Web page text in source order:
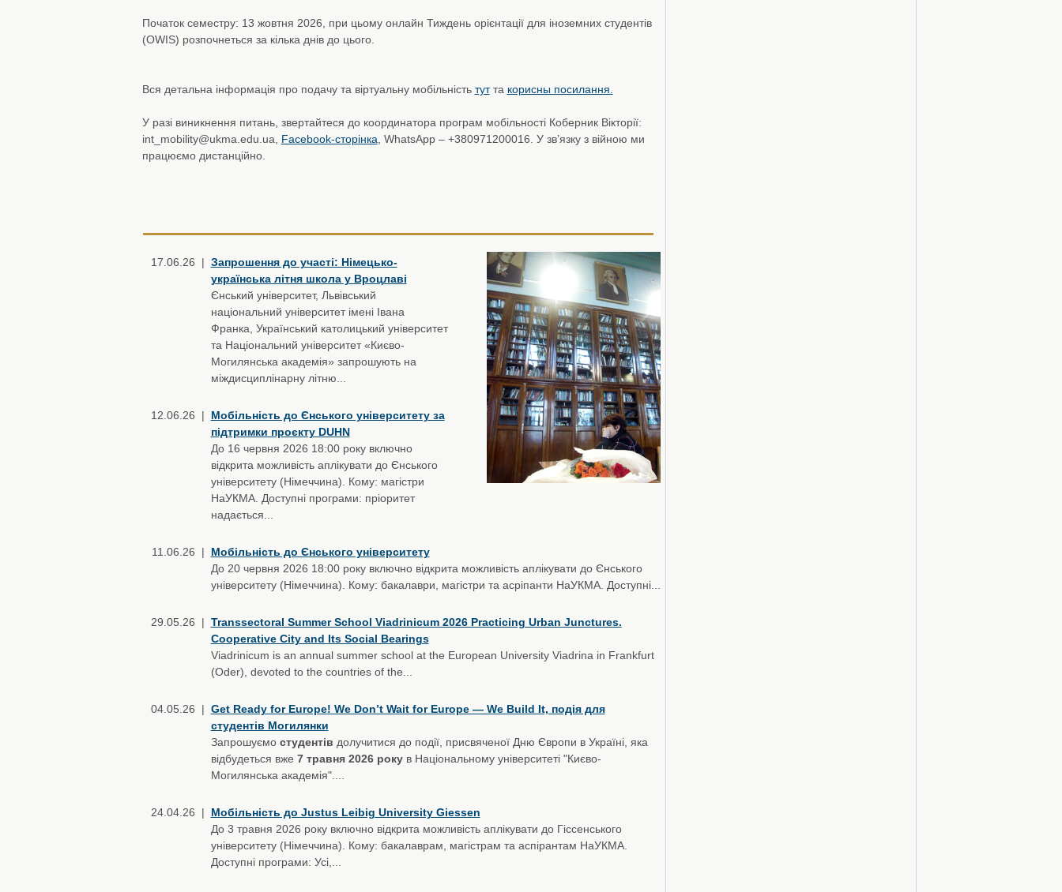
Початок семестру: 13 жовтня 2026, при цьому онлайн Тиждень орієнтації для іноземних студентів
(OWIS) розпочнеться за кілька днів до цього.
Вся детальна інформація про подачу та віртуальну мобільність тутта корисны посилання.
У разі виникнення питань, звертайтеся до координатора програм мобільності Коберник Вікторії:
int_mobility@ukma.edu.ua, Facebook-сторінка , WhatsApp – +380971200016. У зв’язку з війною ми
працюємо дистанційно.
17.06.26 | Запрошення до участі: Німецько-
українська літня школа у Вроцлаві
Єнський університет, Львівський
національний університет імені Івана
Франка, Український католицький університет
та Національний університет «Києво-
Могилянська академія» запрошують на
міждисциплінарну літню...
12.06.26 | Мобільність до Єнського університету за
підтримки проєкту DUHN
До 16 червня 2026 18:00 року включно
відкрита можливість аплікувати до Єнського
університету (Німеччина). Кому: магістри
НаУКМА. Доступні програми: пріоритет
надається...
11.06.26 | Мобільність до Єнського університету
До 20 червня 2026 18:00 року включно відкрита можливість аплікувати до Єнського
університету (Німеччина). Кому: бакалаври, магістри та асріпанти НаУКМА. Доступні...
29.05.26 | Transsectoral Summer School Viadrinicum 2026 Practicing Urban Junctures.
Cooperative City and Its Social Bearings
Viadrinicum is an annual summer school at the European University Viadrina in Frankfurt
(Oder), devoted to the countries of the...
04.05.26 | Get Ready for Europe! We Don’t Wait for Europe — We Build It, подія для
студентів Могилянки
Запрошуємо студентів долучитися до події, присвяченої Дню Європи в Україні, яка
відбудеться вже 7 травня 2026 рокув Національному університеті "Києво-
Могилянська академія"....
24.04.26 | Мобільність до Justus Leibig University Giessen
До 3 травня 2026 року включно відкрита можливість аплікувати до Гіссенського
університету (Німеччина). Кому: бакалаврам, магістрам та аспірантам НаУКМА.
Доступні програми: Усі,...